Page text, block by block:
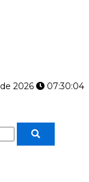
2026
07:30:04